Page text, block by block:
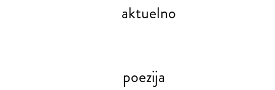
aktuelno
poezija